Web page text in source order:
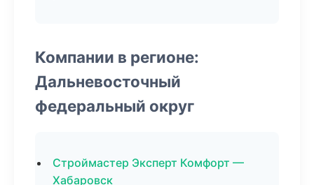
Компании в регионе:
Дальневосточный
федеральный округ
Строймастер Эксперт Комфорт —
Хабаровск